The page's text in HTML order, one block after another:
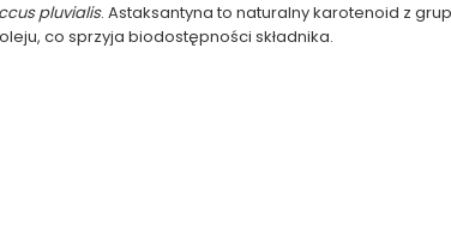
pluvialis. Astaksantyna to naturalny karotenoid z
co sprzyja biodostępności składnika.